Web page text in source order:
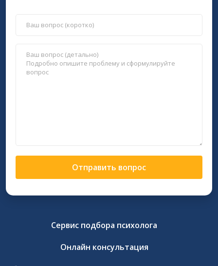
Отправить вопрос
Сервис подбора психолога
Онлайн консультация